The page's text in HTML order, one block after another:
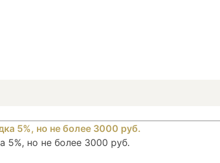
5%, но не более 3000 руб.